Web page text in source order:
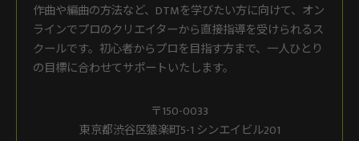
作曲や編曲の方法など、DTMを学びたい方に向けて、オン
ラインでプロのクリエイターから直接指導を受けられるス
クールです。初心者からプロを目指す方まで、一人ひとり
の目標に合わせてサポートいたします。
〒150-0033
東京都渋谷区猿楽町5-1 シンエイビル201